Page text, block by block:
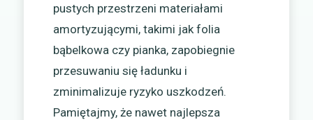
pustych przestrzeni materiałami
amortyzującymi, takimi jak folia
bąbelkowa czy pianka, zapobiegnie
przesuwaniu się ładunku i
zminimalizuje ryzyko uszkodzeń.
Pamiętajmy, że nawet najlepsza